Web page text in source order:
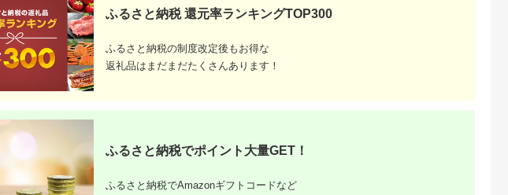
出典：auPAYふるさと納
税
神奈川県 平塚市
ひらつか☆スターライ
トマーレ （ふるさと
納税返礼ポイント）
15000pt付与 商品券
ポイント 関東 日帰り
七夕まつり スマホ に
ポイント付与 湘南 神
奈川県 平塚市
5.0
50,000円
20-05 茨城県産コシヒ
カリ備食ライスセット
(100g×８袋）【5年保
5.0
税
【ふるさと納税】ホテ
ルニューオータニ(東
京)ビューアンドダイ
5.0
ふるさと納税 還元率ランキングTOP300
ふるさと納税の制度改定後もお得な
返礼品はまだまだたくさんあります！
ふるさと納税でポイント大量GET！
ふるさと納税でAmazonギフトコードなど